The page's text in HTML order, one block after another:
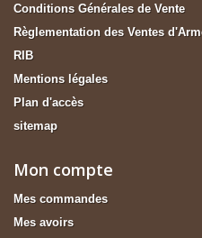
Conditions Générales de Vente
Règlementation des Ventes
RIB
Mentions légales
Plan d'accès
sitemap
Mon compte
Mes commandes
Mes avoirs